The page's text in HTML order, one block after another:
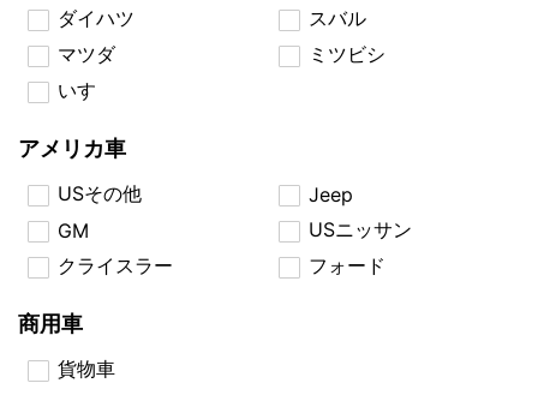
ダイハツ
スバル
マツダ
ミツビシ
いすゞ
アメリカ車
USその他
Jeep
GM
USニッサン
クライスラー
フォード
商用車
貨物車